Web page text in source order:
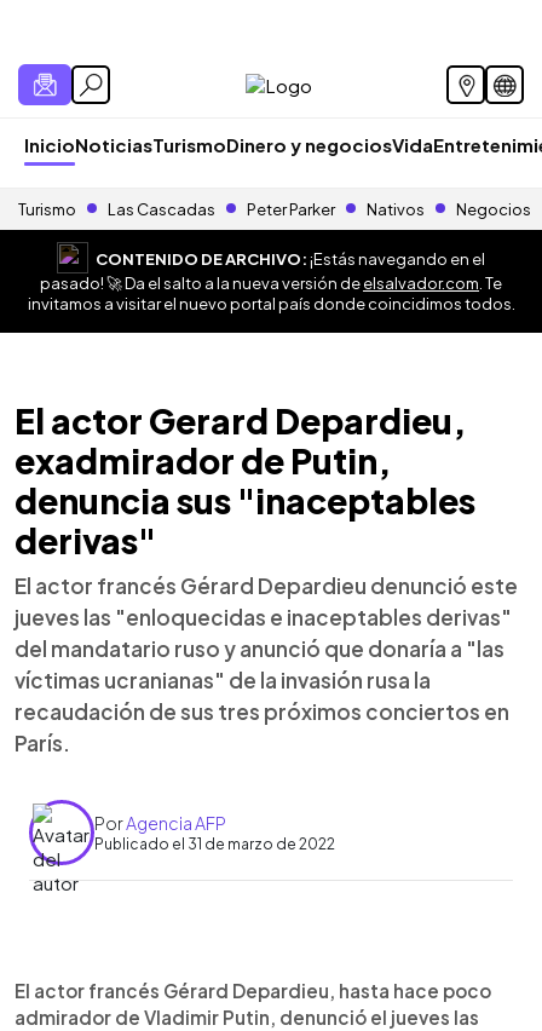
InicioNoticiasTurismoDinero y negociosVida
Turismo Las Cascadas Peter Parker Nativos Negocios
CONTENIDO DE ARCHIVO:¡Estás navegando en el
pasado! 🚀 Da el salto a la nueva versión deelsalvador.com . Te
invitamos a visitar el nuevo portal país donde coincidimos todos.
El actor Gerard Depardieu,
exadmirador de Putin,
denuncia sus "inaceptables
derivas"
El actor francés Gérard Depardieu denunció este
jueves las "enloquecidas e inaceptables derivas"
del mandatario ruso y anunció que donaría a "las
víctimas ucranianas" de la invasión rusa la
recaudación de sus tres próximos conciertos en
París.
PorAgencia AFP
Publicado el 31 de marzo de 2022
► Escuchar artículo
El actor francés Gérard Depardieu, hasta hace poco
admirador de Vladimir Putin, denunció el jueves las